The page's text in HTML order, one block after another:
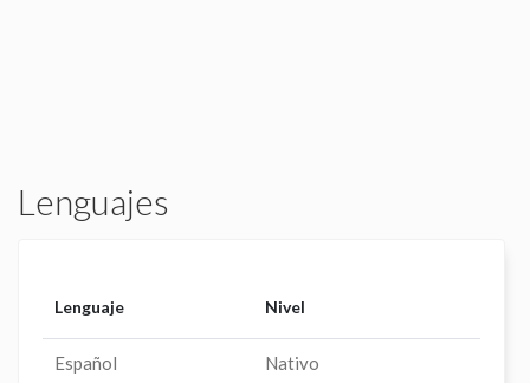
Lenguajes
Lenguaje Nivel
Español Nativo